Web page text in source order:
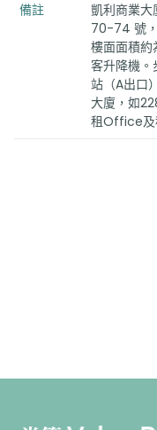
備註
凱利商業大
70-74 號
樓面面積
客升降機。
站（A出口
大廈，如
租Office及